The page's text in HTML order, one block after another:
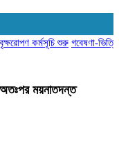
কর্মসূচি শুরু গবেষণা-
অতঃপর ময়নাতদন্ত